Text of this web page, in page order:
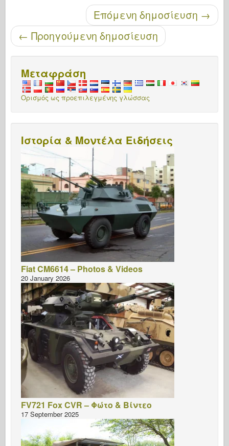
Μετά την περιήγησηΕπόμενη δημοσίευση →
← Προηγούμενη δημοσίευση
Μεταφράση
Ορισμός ως προεπιλεγμένης γλώσσας
Ιστορία & Μοντέλα Ειδήσεις
Fiat CM6614 – Photos & Videos
20 January 2026
FV721 Fox CVR – Φώτο & Βίντεο
17 September 2025